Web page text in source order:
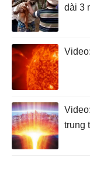
dài 3
trung